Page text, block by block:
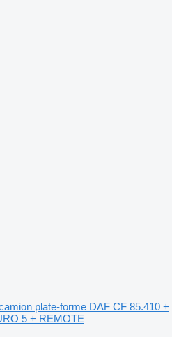
plate-forme DAF CF 85.410 +
5 + REMOTE